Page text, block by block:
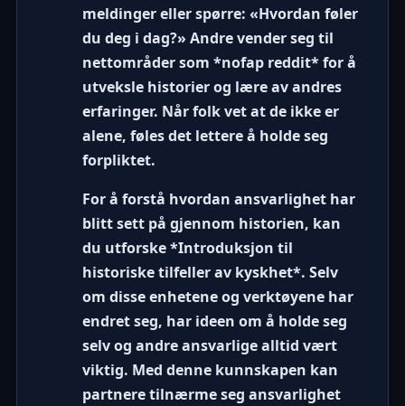
meldinger eller spørre: «Hvordan føler
du deg i dag?» Andre vender seg til
nettområder som *nofap reddit* for å
utveksle historier og lære av andres
erfaringer. Når folk vet at de ikke er
alene, føles det lettere å holde seg
forpliktet.
For å forstå hvordan ansvarlighet har
blitt sett på gjennom historien, kan
du utforske *Introduksjon til
historiske tilfeller av kyskhet*. Selv
om disse enhetene og verktøyene har
endret seg, har ideen om å holde seg
selv og andre ansvarlige alltid vært
viktig. Med denne kunnskapen kan
partnere tilnærme seg ansvarlighet